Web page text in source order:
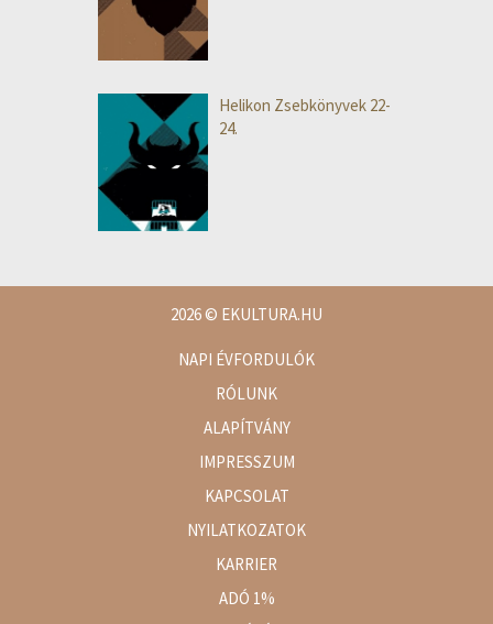
Helikon Zsebkönyvek 22-
24.
2026© EKULTURA.HU
NAPI ÉVFORDULÓK
RÓLUNK
ALAPÍTVÁNY
IMPRESSZUM
KAPCSOLAT
NYILATKOZATOK
KARRIER
ADÓ 1%